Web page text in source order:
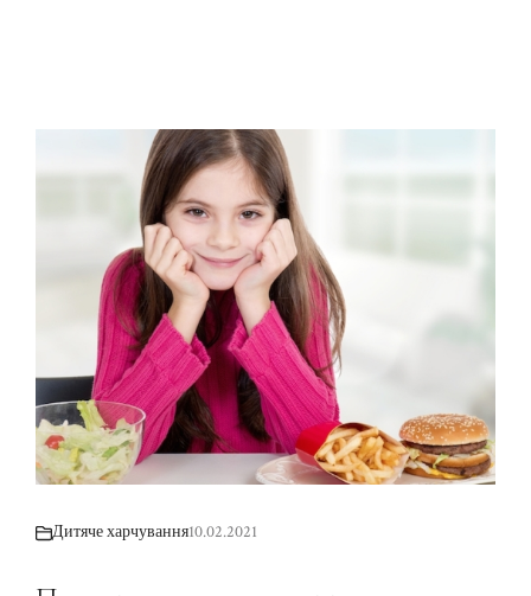
Дитяче харчування10.02.2021